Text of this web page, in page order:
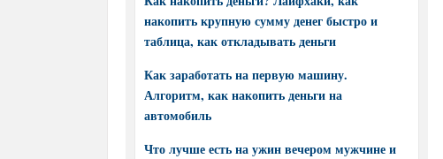
накопить крупную сумму денег быстро и
таблица, как откладывать деньги
Как заработать на первую машину.
Алгоритм, как накопить деньги на
автомобиль
Что лучше есть на ужин вечером мужчине и